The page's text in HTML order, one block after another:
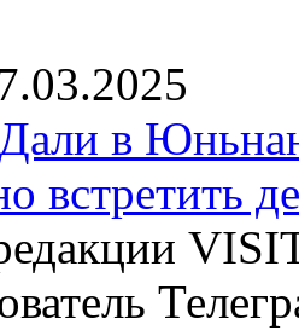
в
встретить